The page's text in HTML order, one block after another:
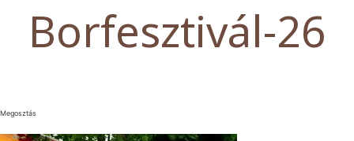
Borfesztivál-26
Megosztás